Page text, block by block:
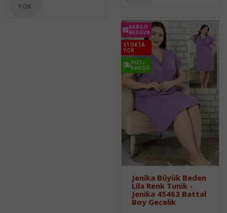
YOK
KARGO
BEDAVA
STOKTA
YOK
HIZLI
KARGO
Jenika Büyük Beden
Lila Renk Tunik -
Jenika 45463 Battal
Boy Gecelik